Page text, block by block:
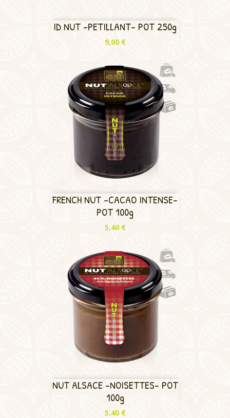
ID NUT -PETILLANT- POT 250g
Prix
9,00 €
FRENCH NUT -CACAO INTENSE-
POT 100g
Prix
5,40 €
NUT ALSACE -NOISETTES- POT
100g
Prix
5,40 €